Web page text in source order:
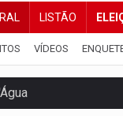
LISTÃO
VÍDEOS